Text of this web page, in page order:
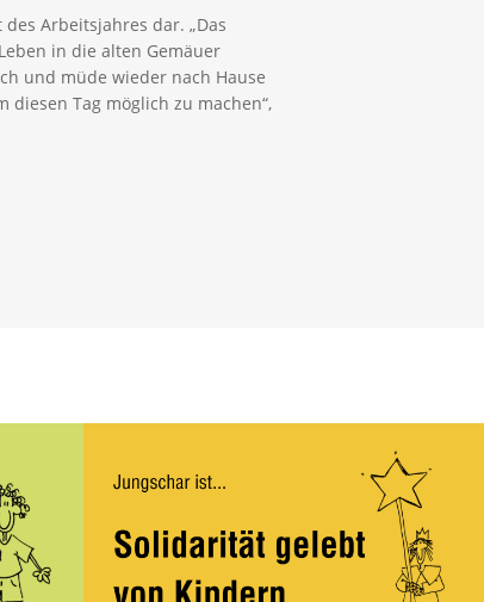
Arbeitsjahres dar. „Das
in die alten Gemäuer
und müde wieder nach Hause
Tag möglich zu machen“,